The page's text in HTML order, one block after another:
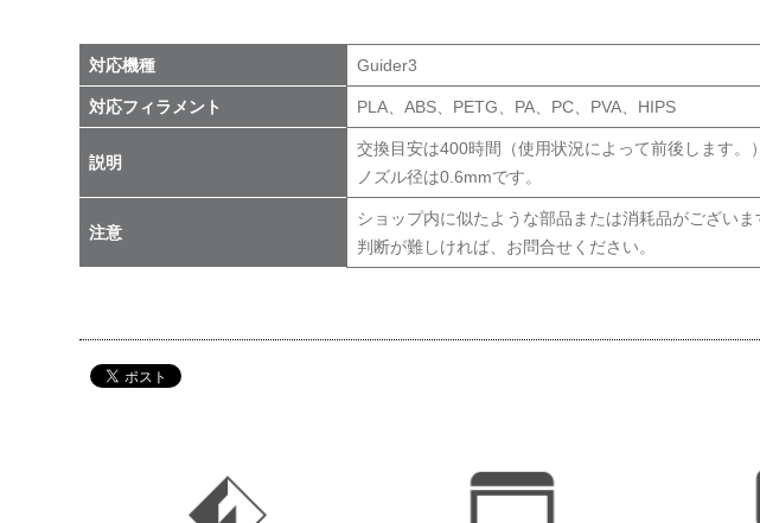
対応機種 Guider3
対応フィラメント PLA、ABS、PETG、PA、PC、PVA、HIPS
説明
交換目安は400時間（使用状況によって前後します。）
ノズル径は0.6mmです。
注意
ショップ内に似たような部品または消耗品がござい
判断が難しければ、お問合せください。